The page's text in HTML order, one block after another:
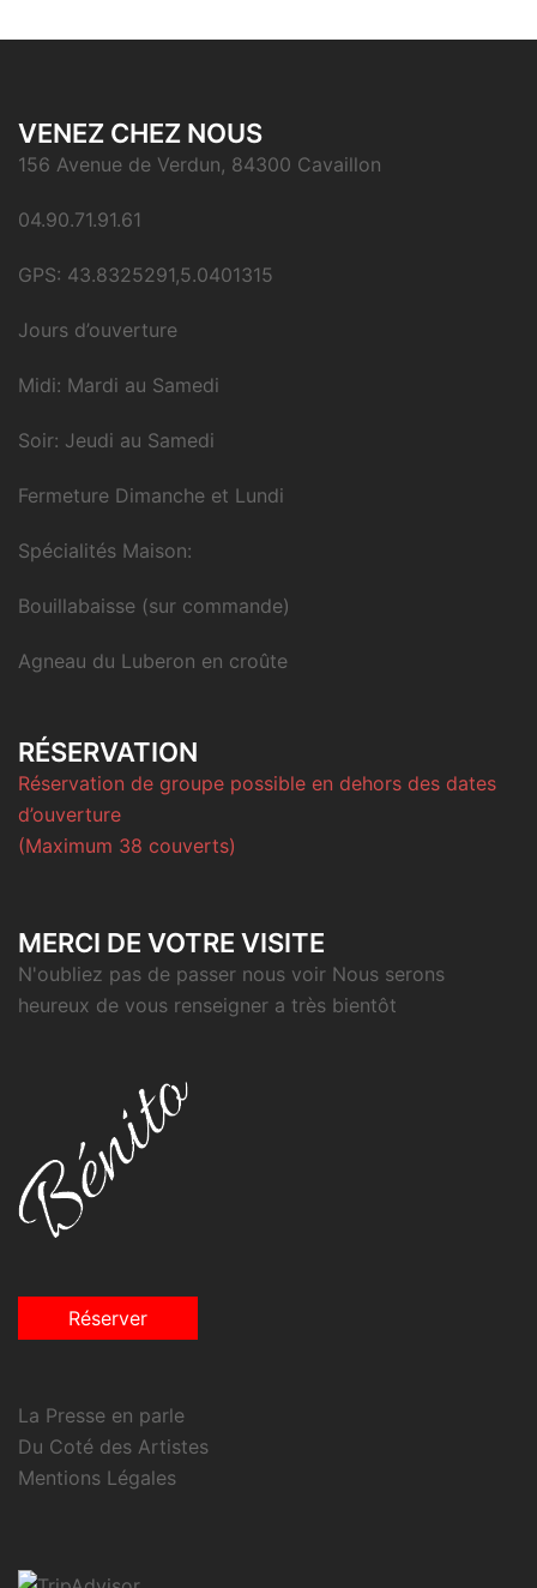
VENEZ CHEZ NOUS
156 Avenue de Verdun, 84300 Cavaillon
04.90.71.91.61
GPS: 43.8325291,5.0401315
Jours d’ouverture
Midi: Mardi au Samedi
Soir: Jeudi au Samedi
Fermeture Dimanche et Lundi
Spécialités Maison:
Bouillabaisse (sur commande)
Agneau du Luberon en croûte
RÉSERVATION
Réservation de groupe possible en dehors des dates
d’ouverture
(Maximum 38 couverts)
MERCI DE VOTRE VISITE
N'oubliez pas de passer nous voir Nous serons
heureux de vous renseigner a très bientôt
Réserver
La Presse en parle
Du Coté des Artistes
Mentions Légales